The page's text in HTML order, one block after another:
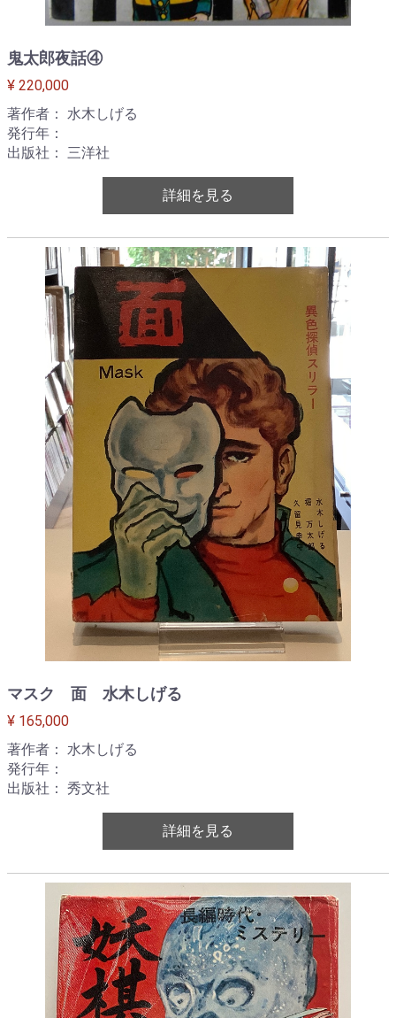
鬼太郎夜話④
¥ 220,000
著作者： 水木しげる
発行年：
出版社： 三洋社
詳細を見る
マスク 面 水木しげる
¥ 165,000
著作者： 水木しげる
発行年：
出版社： 秀文社
詳細を見る